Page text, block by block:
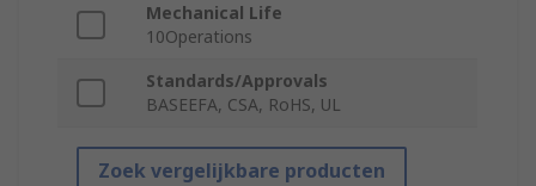
Mechanical Life
10Operations
Standards/Approvals
BASEEFA, CSA, RoHS, UL
Zoek vergelijkbare producten